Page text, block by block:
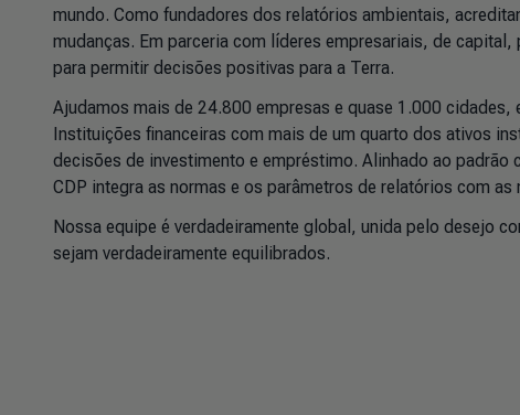
mundo. Como fundadores dos relatórios ambientais,
mudanças. Em parceria com líderes empresariais, de
para permitir decisões positivas para a Terra.
Ajudamos mais de 24.800 empresas e quase 1.000
Instituições financeiras com mais de um quarto dos ativos
decisões de investimento e empréstimo. Alinhado ao
CDP integra as normas e os parâmetros de relatórios com
Nossa equipe é verdadeiramente global, unida pelo desejo
sejam verdadeiramente equilibrados.